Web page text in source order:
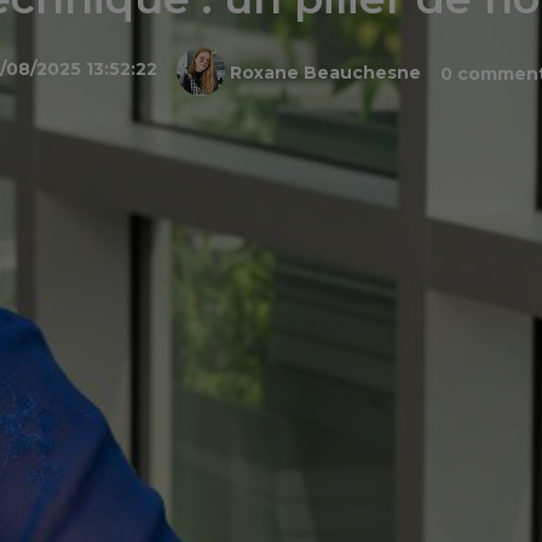
08/2025 13:52:22 Roxane Beauchesne 0